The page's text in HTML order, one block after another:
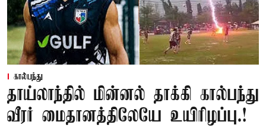
கால்பந்து
தாய்லாந்தில் மின்னல் தாக்கி கால்பந்து
வீரர் மைதானத்திலேயே உயிரிழப்பு.!